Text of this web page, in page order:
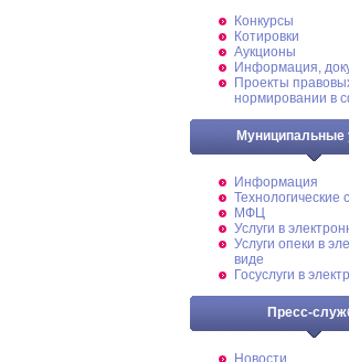
Конкурсы
Котировки
Аукционы
Информация,
Проекты
нормировании в
Муниципальные
Информация
Технологические
МФЦ
Услуги в
Услуги опеки в
виде
Госуслуги в
Пресс-
Новости